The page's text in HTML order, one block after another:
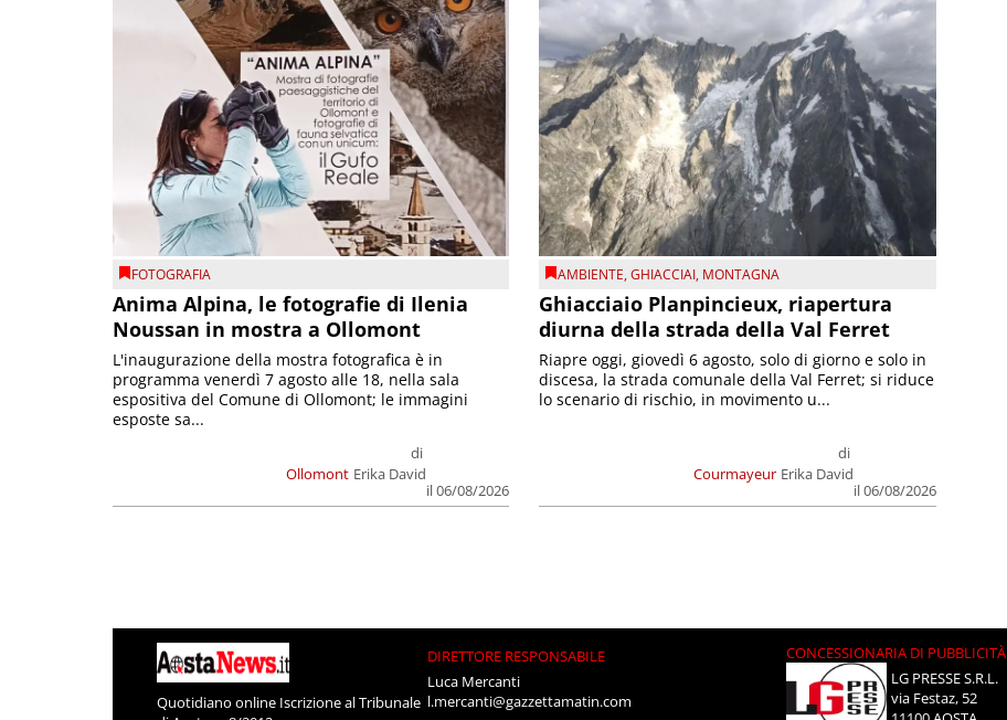
FOTOGRAFIA
Anima Alpina, le fotografie di Ilenia
Noussan in mostra a Ollomont
Ollomont
di
Erika David
il 06/08/2026
L'inaugurazione della mostra fotografica è in
programma venerdì 7 agosto alle 18, nella sala
espositiva del Comune di Ollomont; le immagini
esposte sa...
AMBIENTE,GHIACCIAI, MONTAGNA
Ghiacciaio Planpincieux, riapertura
diurna della strada della Val Ferret
Courmayeur
di
Erika David
il 06/08/2026
Riapre oggi, giovedì 6 agosto, solo di giorno e solo in
discesa, la strada comunale della Val Ferret; si riduce
lo scenario di rischio, in movimento u...
Quotidiano online Iscrizione al Tribunale
DIRETTORE RESPONSABILE
Luca Mercanti
l.mercanti@gazzettamatin.com
CONCESSIONARIA DI PUBBLICITÀ
LG PRESSE S.R.L.
via Festaz, 52